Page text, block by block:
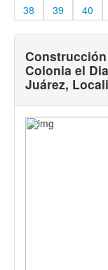
Gestión para
Gobierno
Comité de
Gestión
38
39 40
Colonia el
Juárez,